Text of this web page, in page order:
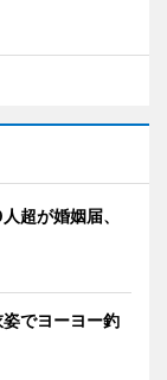
超が婚姻届、
でヨーヨー釣